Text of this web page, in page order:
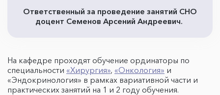
Ответственный за проведение занятий СНО
доцент Семенов Арсений Андреевич.
На кафедре проходят обучение ординаторы по
специальности «Хирургия», «Онкология» и
«Эндокринология» в рамках вариативной части и
практических занятий на 1 и 2 году обучения.